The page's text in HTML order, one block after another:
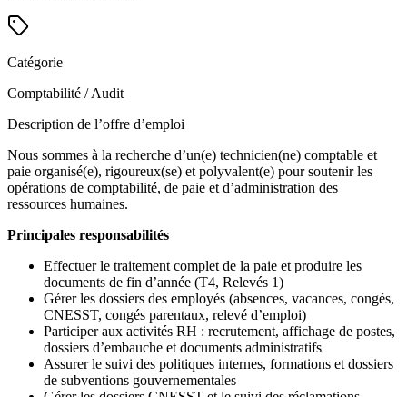
Catégorie
Comptabilité / Audit
Description de l’offre d’emploi
Nous sommes à la recherche d’un(e) technicien(ne) comptable et
paie organisé(e), rigoureux(se) et polyvalent(e) pour soutenir les
opérations de comptabilité, de paie et d’administration des
ressources humaines.
Principales responsabilités
Effectuer le traitement complet de la paie et produire les
documents de fin d’année (T4, Relevés 1)
Gérer les dossiers des employés (absences, vacances, congés,
CNESST, congés parentaux, relevé d’emploi)
Participer aux activités RH : recrutement, affichage de postes,
dossiers d’embauche et documents administratifs
Assurer le suivi des politiques internes, formations et dossiers
de subventions gouvernementales